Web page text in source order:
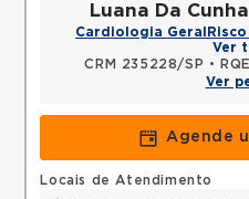
Luana Da
Cardiologia Geral
Ver
CRM 235228/SP •
Ver
Agende
Locais de Atendimento